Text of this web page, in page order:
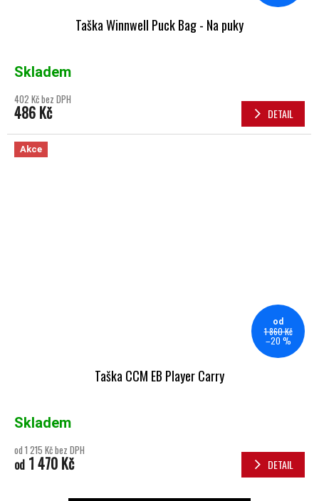
Taška Winnwell Puck Bag - Na puky
Skladem
402 Kč bez DPH
486 Kč DETAIL
Akce
od
1 860 Kč
–20 %
Taška CCM EB Player Carry
Skladem
od 1 215 Kč bez DPH
od 1 470 Kč DETAIL